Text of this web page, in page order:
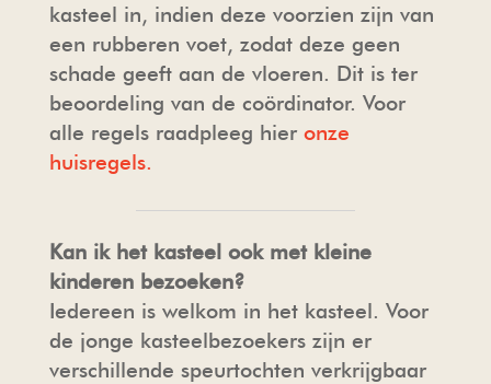
kasteel in, indien deze voorzien zijn van
een rubberen voet, zodat deze geen
schade geeft aan de vloeren. Dit is ter
beoordeling van de coördinator. Voor
alle regels raadpleeg hier onze
huisregels.
Kan ik het kasteel ook met kleine
kinderen bezoeken?
Iedereen is welkom in het kasteel. Voor
de jonge kasteelbezoekers zijn er
verschillende speurtochten verkrijgbaar